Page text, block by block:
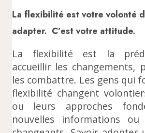
La flexibilité est votre volonté
adapter. C’est votre attitude.
La flexibilité est la
accueillir les changements,
les combattre. Les gens qui
flexibilité changent
ou leurs approches
nouvelles informations ou